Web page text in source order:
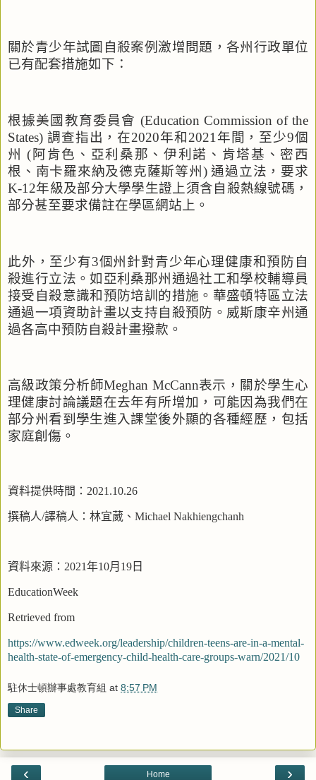
關於青少年試圖自殺案例激增問題，各州行政單位
已有配套措施如下：
根據美國教育委員會 (Education Commission of the
States) 調查指出，在2020年和 2021 年間，至少9個
州 ( 阿肯色、亞利桑那、伊利諾、肯塔基、密西
根、南卡羅來納及德克薩斯等州 )通過立法，要求
K-12年級及部分大學學生證上須含自殺熱線號碼，
部分甚至要求備註在學區網站上。
此外，至少有3個州針對青少年心理健康和預防自
殺進行立法。如亞利桑那州通過社工和學校輔導員
接受自殺意識和預防培訓的措施。華盛頓特區立法
通過一項資助計畫以支持自殺預防。威斯康辛州通
過各高中預防自殺計畫撥款。
高級政策分析師Meghan McCann表示，關於學生心
理健康討論議題在去年有所增加，可能因為我們在
部分州看到學生進入課堂後外顯的各種經歷，包括
家庭創傷。
資料提供時間： 2021.10.26
撰稿人/譯稿人：林宜葳、 Michael Nakhiengchanh
資料來源： 2021年10月 19 日
EducationWeek
Retrieved from
https://www.edweek.org/leadership/children-teens-are-in-a-mental-
health-state-of-emergency-child-health-care-groups-warn/2021/10
駐休士頓辦事處教育組 at 8:57 PM
Share
‹ ›
Home